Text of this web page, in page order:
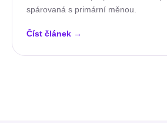
spárovaná s primární měnou.
Číst článek →